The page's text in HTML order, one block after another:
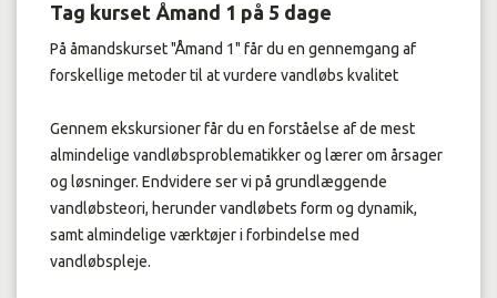
Tag kurset Åmand 1 på 5 dage
På åmandskurset "Åmand 1" får du en gennemgang af
forskellige metoder til at vurdere vandløbs kvalitet
Gennem ekskursioner får du en forståelse af de mest
almindelige vandløbsproblematikker og lærer om årsager
og løsninger. Endvidere ser vi på grundlæggende
vandløbsteori, herunder vandløbets form og dynamik,
samt almindelige værktøjer i forbindelse med
vandløbspleje.